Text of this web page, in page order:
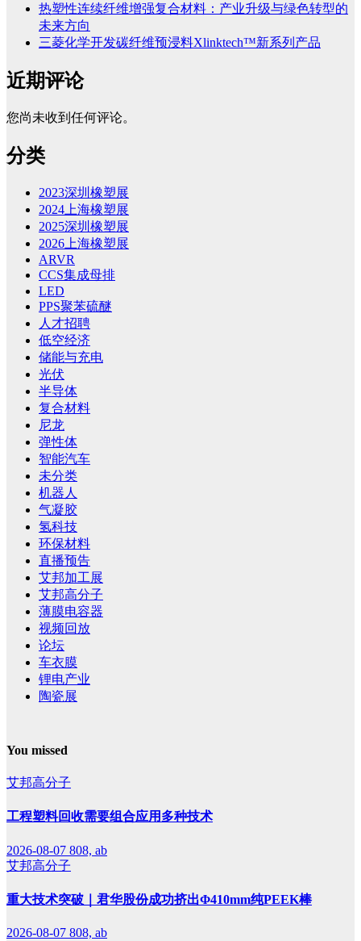
热塑性连续纤维增强复合材料：产业升级与绿色转型的
未来方向
三菱化学开发碳纤维预浸料Xlinktech™新系列产品
近期评论
您尚未收到任何评论。
分类
2023深圳橡塑展
2024上海橡塑展
2025深圳橡塑展
2026上海橡塑展
ARVR
CCS集成母排
LED
PPS聚苯硫醚
人才招聘
低空经济
储能与充电
光伏
半导体
复合材料
尼龙
弹性体
智能汽车
未分类
机器人
气凝胶
氢科技
环保材料
直播预告
艾邦加工展
艾邦高分子
薄膜电容器
视频回放
论坛
车衣膜
锂电产业
陶瓷展
You missed
艾邦高分子
工程塑料回收需要组合应用多种技术
2026-08-07 808, ab
艾邦高分子
重大技术突破｜君华股份成功挤出Φ410mm纯PEEK棒
2026-08-07 808, ab